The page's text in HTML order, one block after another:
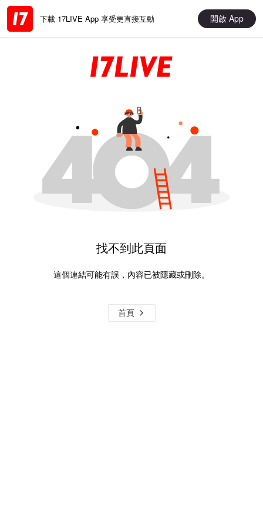
下載 17LIVE App 享受更直接互動 開啟 App
找不到此頁面
這個連結可能有誤，內容已被隱藏或刪除。
首頁